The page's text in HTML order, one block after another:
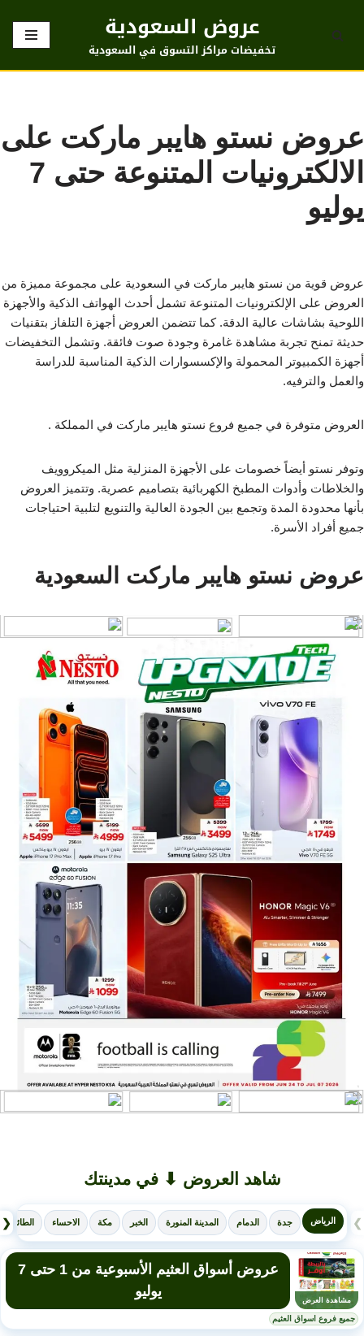
تخطى
عروض السعودية
تخفيضات مراكز التسوق في السعودية
عروض نستو هايبر ماركت على
الالكترونيات المتنوعة حتى 7
يوليو
عروض قوية من نستو هايبر ماركت في السعودية على مجموعة مميزة من
العروض على الإلكترونيات المتنوعة تشمل أحدث الهواتف الذكية والأجهزة
اللوحية بشاشات عالية الدقة. كما تتضمن العروض أجهزة التلفاز بتقنيات
حديثة تمنح تجربة مشاهدة غامرة وجودة صوت فائقة. وتشمل التخفيضات
أجهزة الكمبيوتر المحمولة والإكسسوارات الذكية المناسبة للدراسة
والعمل والترفيه.
العروض متوفرة في جميع فروع نستو هايبر ماركت في المملكة .
وتوفر نستو أيضاً خصومات على الأجهزة المنزلية مثل الميكروويف
والخلاطات وأدوات المطبخ الكهربائية بتصاميم عصرية. وتتميز العروض
بأنها محدودة المدة وتجمع بين الجودة العالية والتنويع لتلبية احتياجات
جميع أفراد الأسرة.
عروض نستو هايبر ماركت السعودية
شاهد العروض ⬇ في مدينتك
❮ الرياض جدة الدمام المدينة المنورة الخبر مكة الاحساء الطائف ❯
مشاهدة العرض
عروض أسواق العثيم الأسبوعية من 1 حتى 7
يوليو
جميع فروع اسواق العثيم